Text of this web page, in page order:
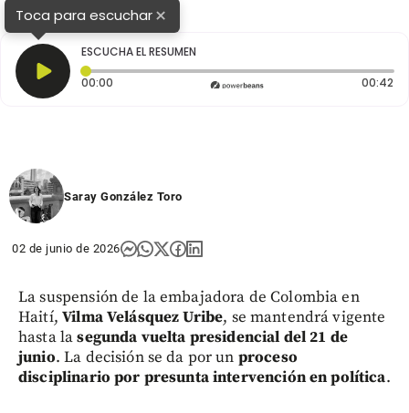
Toca para escuchar×
ESCUCHA EL RESUMEN
00:00 Tiempo transcurrido: 0 segundos 00:42
Saray González Toro
02 de junio de 2026
La suspensión de la embajadora de Colombia en
Haití,Vilma Velásquez Uribe, se mantendrá vigente
hasta lasegunda vuelta presidencial del 21 de
junio. La decisión se da por un proceso
disciplinario por presunta intervención en política.